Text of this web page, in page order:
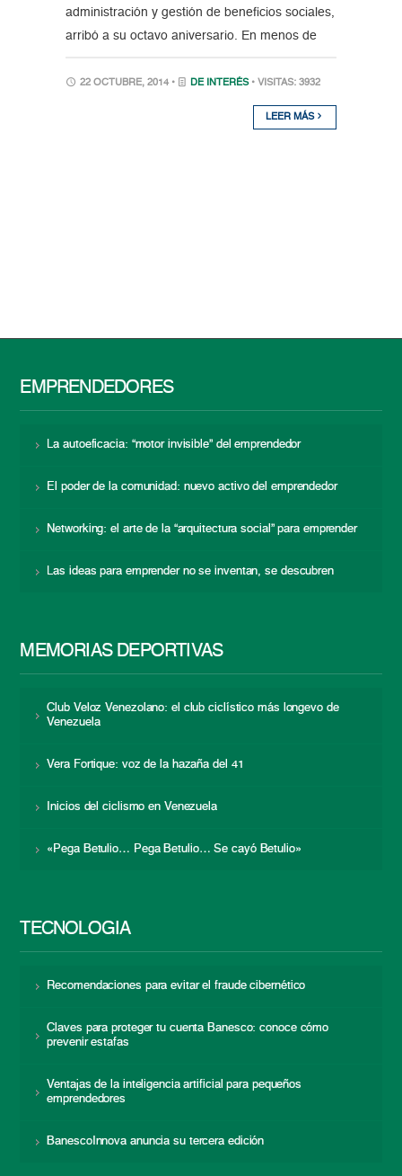
administración y gestión de beneficios sociales,
arribó a su octavo aniversario. En menos de
22 OCTUBRE, 2014 • DE INTERÉS • VISITAS: 3932
LEER MÁS
EMPRENDEDORES
La autoeficacia: “motor invisible” del emprendedor
El poder de la comunidad: nuevo activo del emprendedor
Networking: el arte de la “arquitectura social” para emprender
Las ideas para emprender no se inventan, se descubren
MEMORIAS DEPORTIVAS
Club Veloz Venezolano: el club ciclístico más longevo de
Venezuela
Vera Fortique: voz de la hazaña del 41
Inicios del ciclismo en Venezuela
«Pega Betulio… Pega Betulio… Se cayó Betulio»
TECNOLOGÍA
Recomendaciones para evitar el fraude cibernético
Claves para proteger tu cuenta Banesco: conoce cómo
prevenir estafas
Ventajas de la inteligencia artificial para pequeños
emprendedores
BanescoInnova anuncia su tercera edición